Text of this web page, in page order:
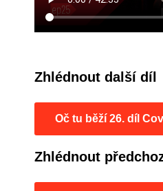
Zhlédnout další díl
Oč tu běží 26. díl
Zhlédnout